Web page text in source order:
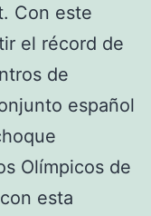
Con este
el récord de
de
español
Olímpicos de
esta